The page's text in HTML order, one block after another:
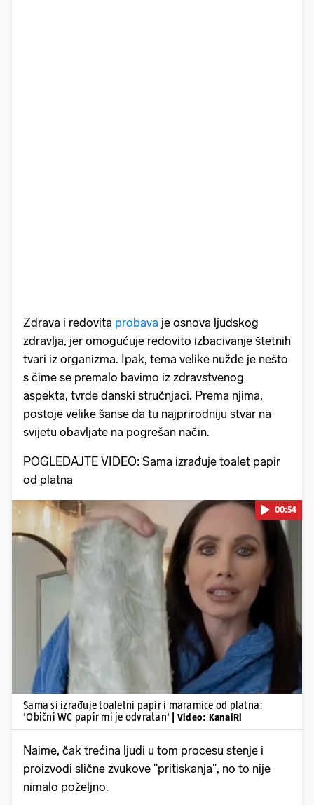
Zdrava i redovita probava je osnova ljudskog
zdravlja, jer omogućuje redovito izbacivanje štetnih
tvari iz organizma. Ipak, tema velike nužde je nešto
s čime se premalo bavimo iz zdravstvenog
aspekta, tvrde danski stručnjaci. Prema njima,
postoje velike šanse da tu najprirodniju stvar na
svijetu obavljate na pogrešan način.
POGLEDAJTE VIDEO: Sama izrađuje toalet papir
od platna
Pokretanje videa...
00:54
Sama si izrađuje toaletni papir i maramice od platna:
'Obični WC papir mi je odvratan'
| Video: KanalRi
Naime, čak trećina ljudi u tom procesu stenje i
proizvodi slične zvukove "pritiskanja", no to nije
nimalo poželjno.